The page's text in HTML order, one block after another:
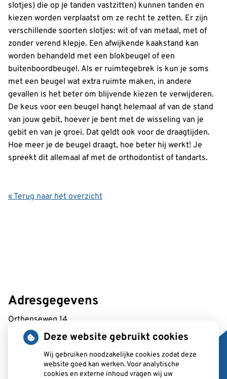
slotjes) die op je tanden vastzitten) kunnen tanden en
kiezen worden verplaatst om ze recht te zetten. Er zijn
verschillende soorten slotjes: wit of van metaal, met of
zonder verend klepje. Een afwijkende kaakstand kan
worden behandeld met een blokbeugel of een
buitenboordbeugel. Als er ruimtegebrek is kun je soms
met een beugel wat extra ruimte maken, in andere
gevallen is het beter om blijvende kiezen te verwijderen.
De keus voor een beugel hangt helemaal af van de stand
van jouw gebit, hoever je bent met de wisseling van je
gebit en van je groei. Dat geldt ook voor de draagtijden.
Hoe meer je de beugel draagt, hoe beter hij werkt! Je
spreekt dit allemaal af met de orthodontist of tandarts.
« Terug naar het overzicht
Adresgegevens
Orthenseweg 14
5212 XA 's-Hertogenbosch
073 687 2370
balie@ppf.nu
Deze website gebruikt cookies
Wij gebruiken noodzakelijke cookies zodat deze
website goed kan werken. Voor analytische
cookies en externe inhoud vragen wij uw